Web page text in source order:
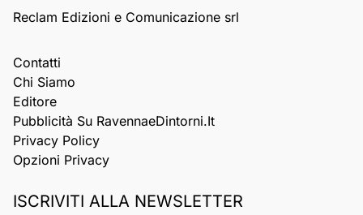
Reclam Edizioni e Comunicazione srl
Contatti
Chi Siamo
Editore
Pubblicità Su RavennaeDintorni.it
Privacy Policy
Opzioni Privacy
ISCRIVITI ALLA NEWSLETTER